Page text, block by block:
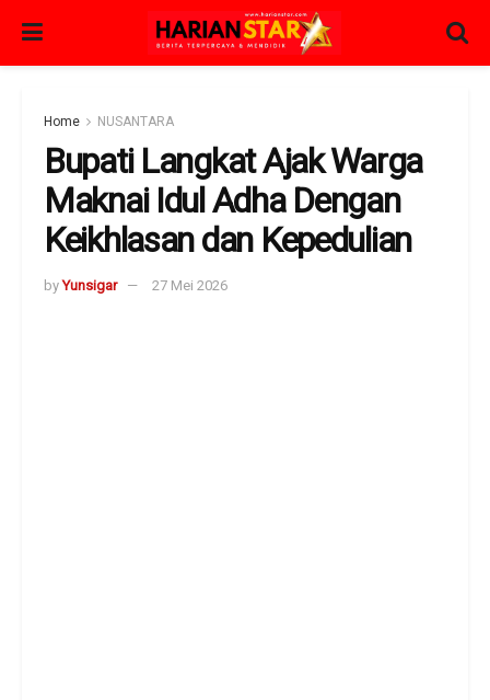
Home NUSANTARA
Bupati Langkat Ajak Warga
Maknai Idul Adha Dengan
Keikhlasan dan Kepedulian
by Yunsigar 27 Mei 2026